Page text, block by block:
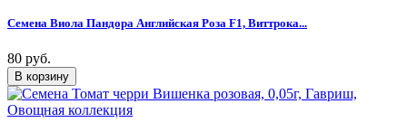
Семена Виола Пандора Английская Роза F1, Виттрока...
80 руб.